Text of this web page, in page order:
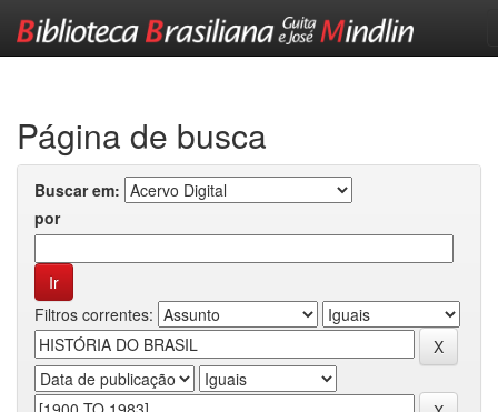
Página de busca
Buscar em:
por
Filtros correntes: